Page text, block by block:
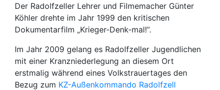
Der Radolfzeller Lehrer und Filmemacher Günter
Köhler drehte im Jahr 1999 den kritischen
Dokumentarfilm „Krieger-Denk-mal!“.
Im Jahr 2009 gelang es Radolfzeller Jugendlichen
mit einer Kranzniederlegung an diesem Ort
erstmalig während eines Volkstrauertages den
Bezug zum KZ-Außenkommando Radolfzell